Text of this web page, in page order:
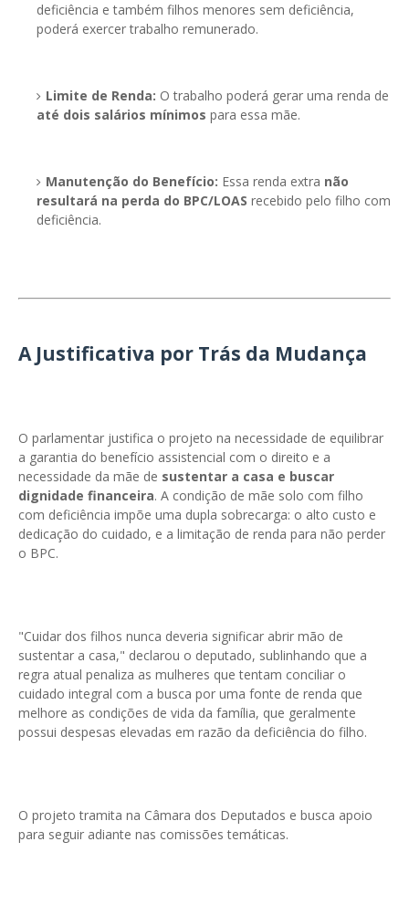
deficiência e também filhos menores sem deficiência,
poderá exercer trabalho remunerado.
Limite de Renda: O trabalho poderá gerar uma renda de
até dois salários mínimos para essa mãe.
Manutenção do Benefício: Essa renda extra não
resultará na perda do BPC/LOAS recebido pelo filho com
deficiência.
A Justificativa por Trás da Mudança
O parlamentar justifica o projeto na necessidade de equilibrar
a garantia do benefício assistencial com o direito e a
necessidade da mãe de sustentar a casa e buscar
dignidade financeira. A condição de mãe solo com filho
com deficiência impõe uma dupla sobrecarga: o alto custo e
dedicação do cuidado, e a limitação de renda para não perder
o BPC.
"Cuidar dos filhos nunca deveria significar abrir mão de
sustentar a casa," declarou o deputado, sublinhando que a
regra atual penaliza as mulheres que tentam conciliar o
cuidado integral com a busca por uma fonte de renda que
melhore as condições de vida da família, que geralmente
possui despesas elevadas em razão da deficiência do filho.
O projeto tramita na Câmara dos Deputados e busca apoio
para seguir adiante nas comissões temáticas.